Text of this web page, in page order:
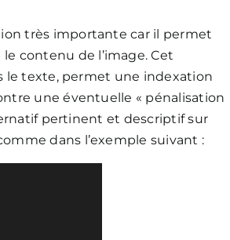
très importante car il permet
contenu de l’image. Cet
le texte, permet une indexation
une éventuelle « pénalisation
pertinent et descriptif sur
dans l’exemple suivant :